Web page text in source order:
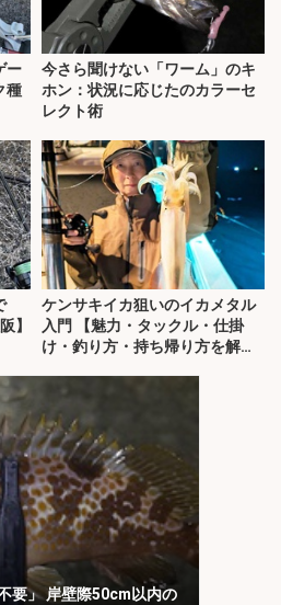
ー
種
今さら聞けない「ワーム」のキ
ホン：状況に応じたのカラーセ
レクト術
】
ケンサキイカ狙いのイカメタル
入門 【魅力・タックル・仕掛
け・釣り方・持ち帰り方を解
要」 岸壁際50cm以内の